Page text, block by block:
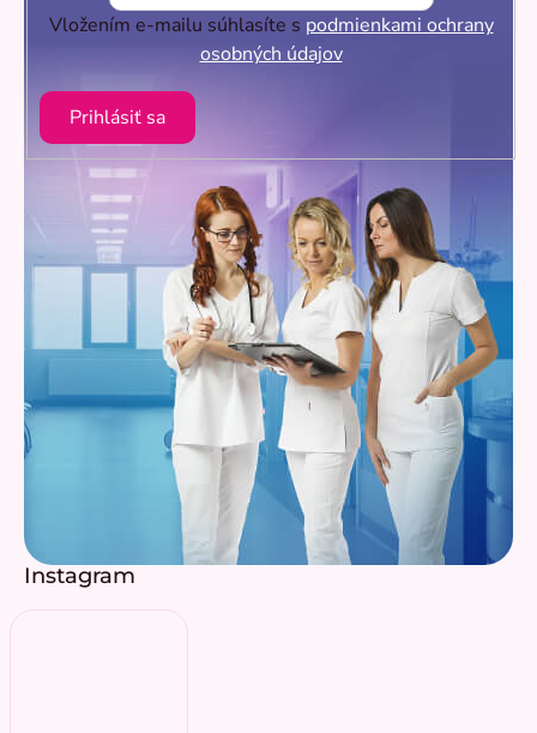
Vložením e-mailu súhlasíte s podmienkami ochrany
osobných údajov
Prihlásiť sa
Instagram